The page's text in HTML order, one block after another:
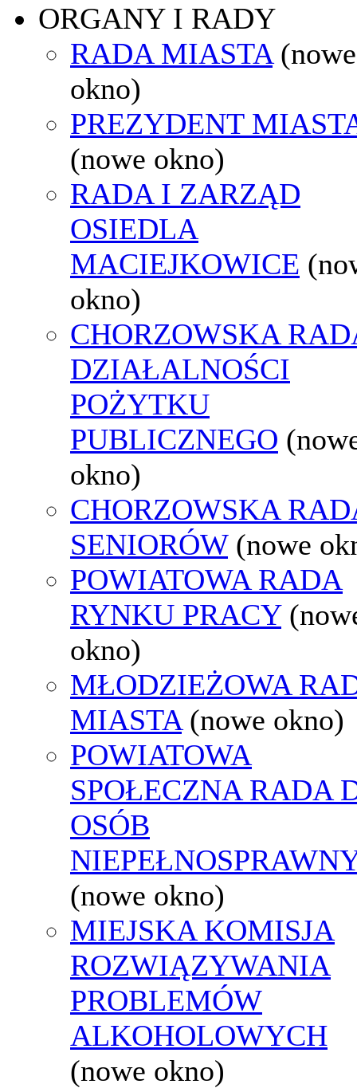
ORGANY I RADY
RADA MIASTA (nowe
okno)
PREZYDENT
(nowe okno)
RADA I ZARZĄD
OSIEDLA
MACIEJKOWICE
okno)
CHORZOWSKA
DZIAŁALNOŚCI
POŻYTKU
PUBLICZNEGO
okno)
CHORZOWSKA
SENIORÓW (nowe
POWIATOWA RADA
RYNKU PRACY
okno)
MŁODZIEŻOWA
MIASTA (nowe okno)
POWIATOWA
SPOŁECZNA RADA
OSÓB
(nowe okno)
MIEJSKA KOMISJA
ROZWIĄZYWANIA
PROBLEMÓW
ALKOHOLOWYCH
(nowe okno)